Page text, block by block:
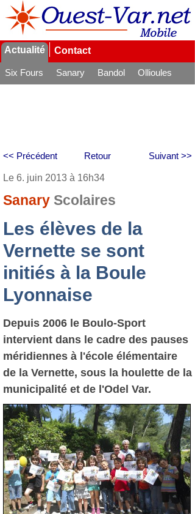
Actualité Contact
Six Fours Sanary Bandol
Ollioules
Retour
<< Précédent Suivant >>
Le 6. juin 2013 à 16h34
Sanary Scolaires
Les élèves de la
Vernette se sont
initiés à la Boule
Lyonnaise
Depuis 2006 le Boulo-Sport
intervient dans le cadre des pauses
méridiennes à l'école élémentaire
de la Vernette, sous la houlette de la
municipalité et de l'Odel Var.